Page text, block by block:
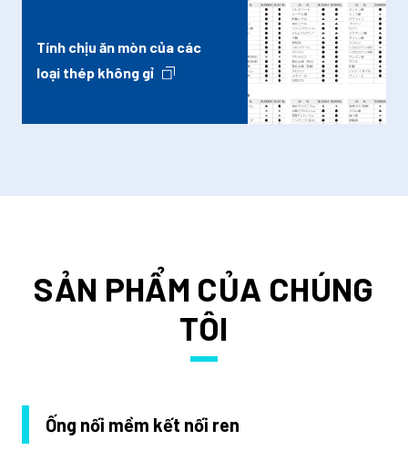
Tính chịu ăn mòn của các
loại thép không gỉ
SẢN PHẨM CỦA CHÚNG
TÔI
Ống nối mềm kết nối ren